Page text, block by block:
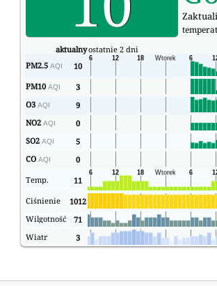
aktualnyostatnie 2 dni
PM2.5 AQI 10
PM10 AQI 3
O3 AQI 9
NO2 AQI 0
SO2 AQI 5
CO AQI 0
Temp.
11
Ciśnienie
1012
Wilgotność
71
Wiatr
3